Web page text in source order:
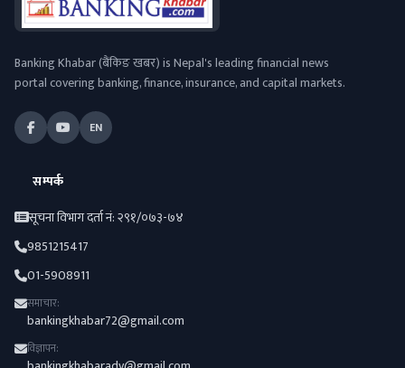
Banking Khabar (बैंकिङ खबर) is Nepal's leading financial news
portal covering banking, finance, insurance, and capital markets.
EN
सम्पर्क
सूचना विभाग दर्ता नं: २९१/०७३-७४
9851215417
01-5908911
समाचार:
bankingkhabar72@gmail.com
विज्ञापन: